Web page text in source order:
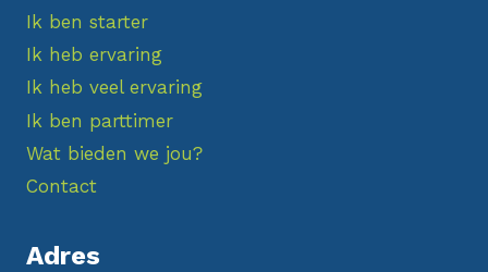
r
i
c
h
Ik ben starter
Ik heb ervaring
Ik heb veel ervaring
Ik ben parttimer
Wat bieden we jou?
Contact
Adres